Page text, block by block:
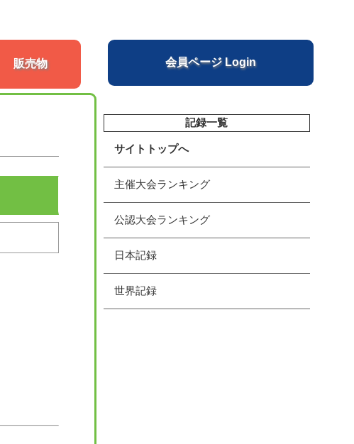
販売物 会員ページ Login
記録一覧
サイトトップへ
主催大会ランキング
公認大会ランキング
日本記録
世界記録